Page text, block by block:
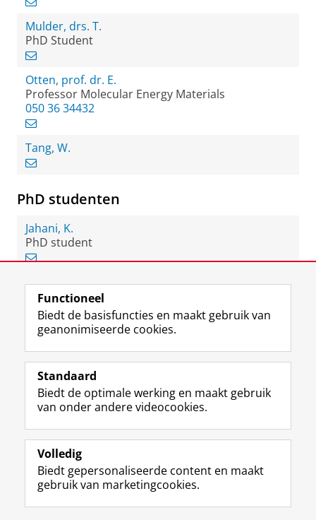
Mulder, drs. T.
PhD Student
Otten, prof. dr. E.
Professor Molecular Energy Materials
050 36 34432
Tang, W.
PhD studenten
Jahani, K.
PhD student
View this page in:English
Volg de RUG
F
a
e
b
o
p
a
i
L
i
k
e
I
-
p
g
R
S
-
f
e
R
k
I
n
t
r
m
c
Y
o
T
e
k
a
Studiekiezers
Alumni
Over ons
Functioneel
Biedt de basisfuncties en maakt gebruik van
geanonimiseerde cookies.
Standaard
Biedt de optimale werking en maakt gebruik
van onder andere videocookies.
Volledig
Biedt gepersonaliseerde content en maakt
gebruik van marketingcookies.